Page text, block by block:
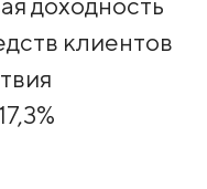
клиентов